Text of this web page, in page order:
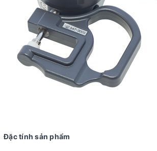
Đặc tính sản phẩm